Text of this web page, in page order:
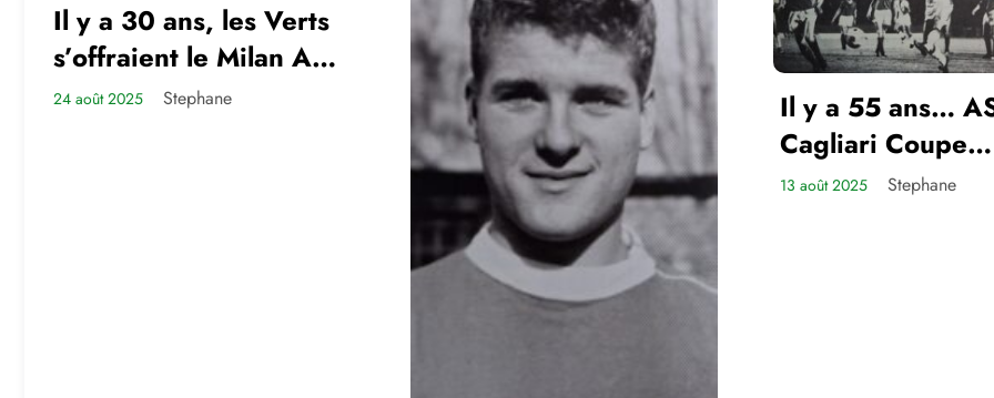
Il y a 30 ans, les Verts
s’offraient le Milan AC
en amical
24 août 2025 Stephane
Il y a 55 ans…
Cagliari Coupe
d’Europe des
13 août 2025 Stephane